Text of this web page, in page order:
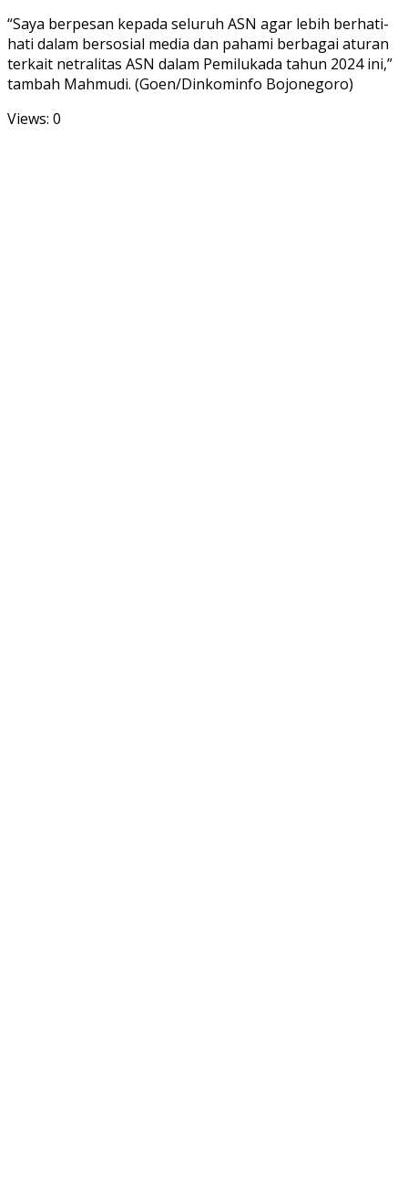
“Saya berpesan kepada seluruh ASN agar lebih berhati-
hati dalam bersosial media dan pahami berbagai aturan
terkait netralitas ASN dalam Pemilukada tahun 2024 ini,”
tambah Mahmudi. (Goen/Dinkominfo Bojonegoro)
Views: 0